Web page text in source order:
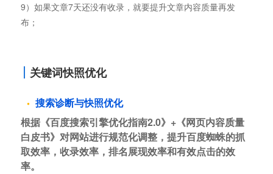
9）如果文章7天还没有收录，就要提升文章内容质量再发
布；
关键词快照优化
搜索诊断与快照优化
根据《百度搜索引擎优化指南2.0》+《网页内容质量
白皮书》对网站进行规范化调整，提升百度蜘蛛的抓
取效率，收录效率，排名展现效率和有效点击的效
率。